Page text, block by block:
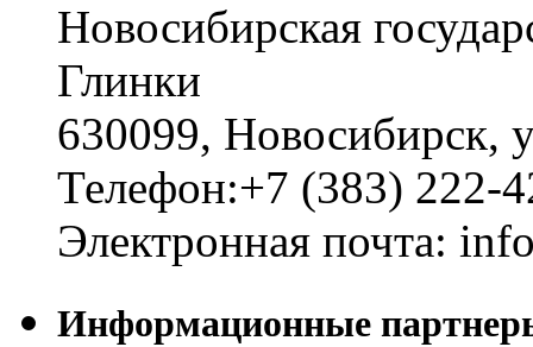
Новосибирская
Глинки
630099, Новосибирск,
Телефон:+7 (383) 222-
Электронная почта:
Информационные